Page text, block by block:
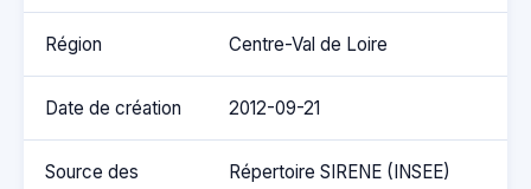
Région Centre-Val de Loire
Date de création 2012-09-21
Source des
Répertoire SIRENE (INSEE)